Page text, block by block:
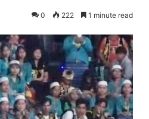
0 222 1 minute read